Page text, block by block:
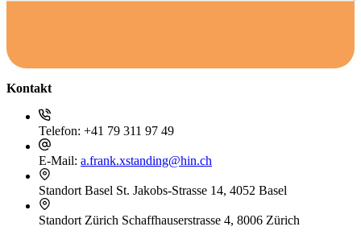
Kontakt
Telefon: +41 79 311 97 49
E-Mail: a.frank.xstanding@hin.ch
Standort Basel St. Jakobs-Strasse 14, 4052 Basel
Standort Zürich Schaffhauserstrasse 4, 8006 Zürich